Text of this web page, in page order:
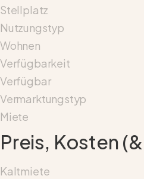
Stellplatz
Nutzungstyp
Wohnen
Verfügbarkeit
Verfügbar
Vermarktungstyp
Miete
Preis, Kosten
Kaltmiete